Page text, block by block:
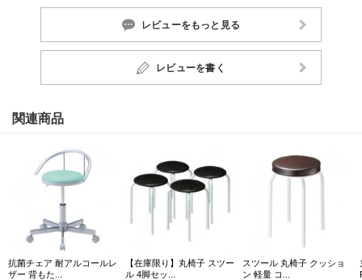
レビューをもっと見る
レビューを書く
関連商品
抗菌チェア 耐アルコールレ
ザー 背もた...
【在庫限り】丸椅子 スツー
ル 4脚セッ...
スツール 丸椅子 クッショ
ン 軽量 コ...